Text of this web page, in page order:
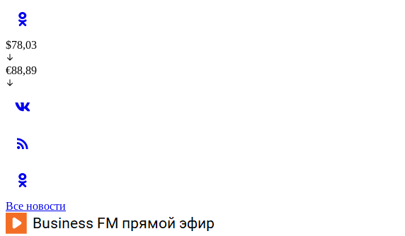
$78,03
€88,89
Все новости